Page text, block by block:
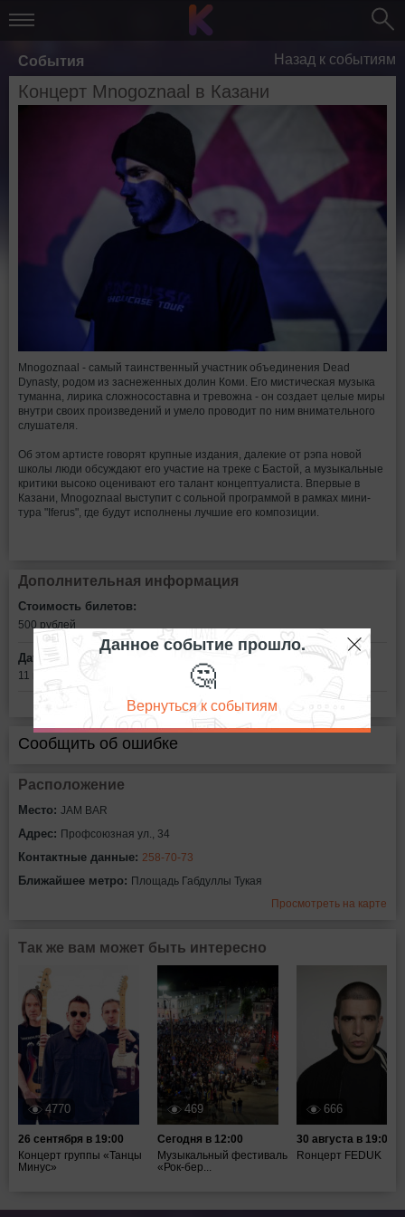
События Назад к событиям
Концерт Mnogoznaal в Казани
Mnogoznaal - самый таинственный участник объединения Dead
Dynasty, родом из заснеженных долин Коми. Его мистическая музыка
туманна, лирика сложносоставна и тревожна - он создает целые миры
внутри своих произведений и умело проводит по ним внимательного
слушателя.
Об этом артисте говорят крупные издания, далекие от рэпа новой
школы люди обсуждают его участие на треке с Бастой, а музыкальные
критики высоко оценивают его талант концептуалиста. Впервые в
Казани, Mnogoznaal выступит с сольной программой в рамках мини-
тура "Iferus", где будут исполнены лучшие его композиции.
Дополнительная информация
Стоимость билетов:
500 рублей
Дата:
11 марта в 19:00
Сообщить об ошибке
Расположение
Место: JAM BAR
Адрес: Профсоюзная ул., 34
Контактные данные: 258-70-73
Ближайшее метро: Площадь Габдуллы Тукая
Просмотреть на карте
Так же вам может быть интересно
4770
26 сентября в 19:00
Концерт группы «Танцы
Минус»
469
Сегодня в 12:00
Музыкальный фестиваль
«Рок-бер...
666
30 августа в 19:00
Rонцерт FEDUK
Данное событие прошло.
🤔
Вернуться к событиям